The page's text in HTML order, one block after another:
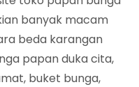
banyak macam
beda karangan
papan duka cita,
buket bunga,